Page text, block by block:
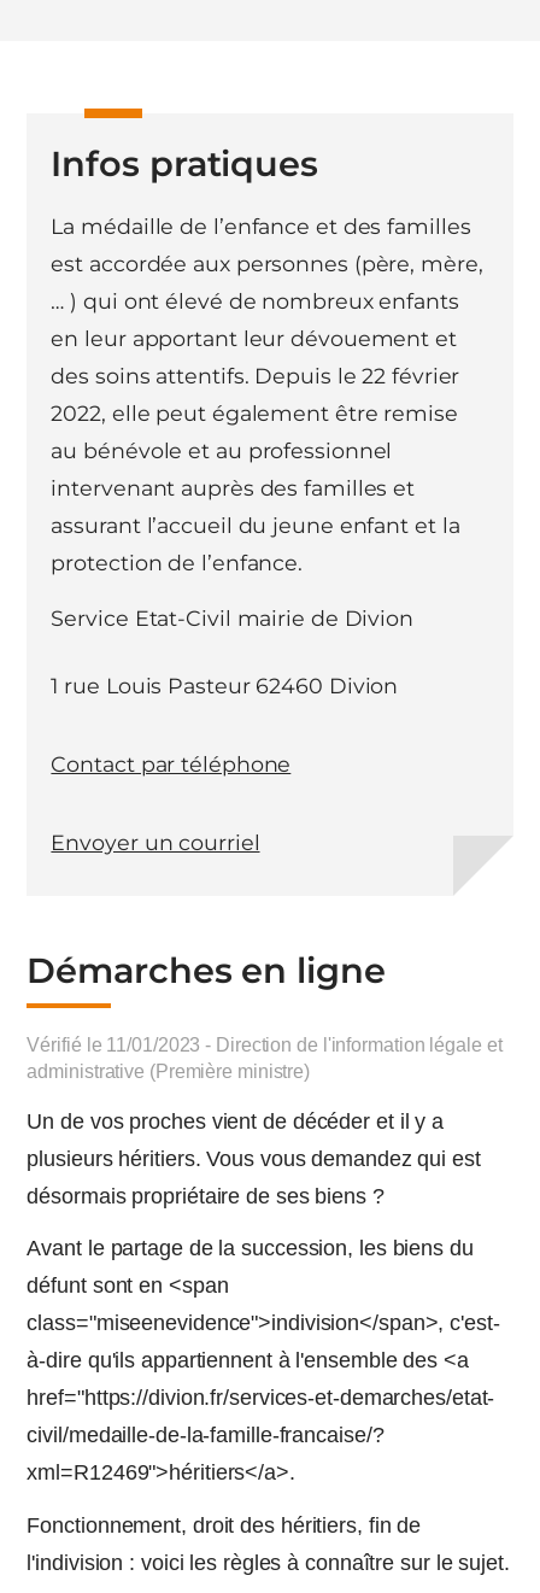
Démarches en ligne
Vérifié le 11/01/2023 - Direction de l'information légale et
administrative (Première ministre)
Un de vos proches vient de décéder et il y a
plusieurs héritiers. Vous vous demandez qui est
désormais propriétaire de ses biens ?
Avant le partage de la succession, les biens du
défunt sont en <span
class="miseenevidence">indivision</span>, c'est-
à-dire qu'ils appartiennent à l'ensemble des <a
href="https://divion.fr/services-et-demarches/etat-
civil/medaille-de-la-famille-francaise/?
xml=R12469">héritiers</a>.
Fonctionnement, droit des héritiers, fin de
l'indivision : voici les règles à connaître sur le sujet.
Infos pratiques
La médaille de l’enfance et des familles
est accordée aux personnes (père, mère,
… ) qui ont élevé de nombreux enfants
en leur apportant leur dévouement et
des soins attentifs. Depuis le 22 février
2022, elle peut également être remise
au bénévole et au professionnel
intervenant auprès des familles et
assurant l’accueil du jeune enfant et la
protection de l’enfance.
Service Etat-Civil mairie de Divion
1 rue Louis Pasteur 62460 Divion
Contact par téléphone
Envoyer un courriel